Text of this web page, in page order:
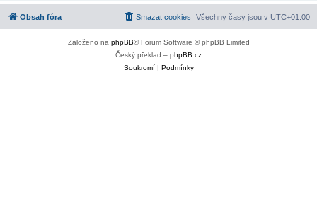
Obsah fóra Všechny časy jsou v UTC+01:00
Smazat cookies
Založeno na phpBB® Forum Software © phpBB Limited
Český překlad – phpBB.cz
Soukromí| Podmínky